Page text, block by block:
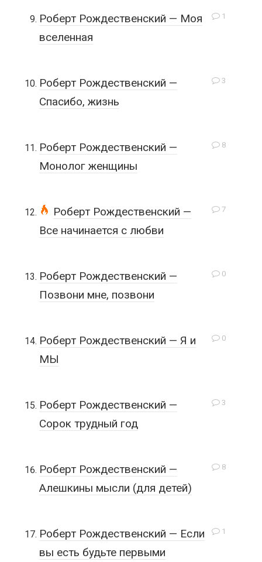
1
Роберт Рождественский — Моя
вселенная
3
Роберт Рождественский —
Спасибо, жизнь
8
Роберт Рождественский —
Монолог женщины
7
Роберт Рождественский —
Все начинается с любви
0
Роберт Рождественский —
Позвони мне, позвони
0
Роберт Рождественский — Я и
МЫ
3
Роберт Рождественский —
Сорок трудный год
8
Роберт Рождественский —
Алешкины мысли (для детей)
1
Роберт Рождественский — Если
вы есть будьте первыми